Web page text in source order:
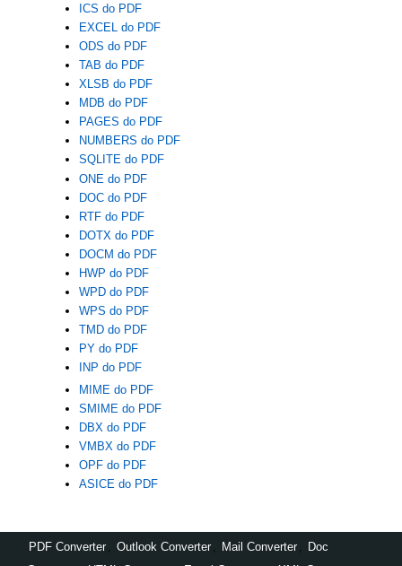
ICS do PDF
EXCEL do PDF
ODS do PDF
TAB do PDF
XLSB do PDF
MDB do PDF
PAGES do PDF
NUMBERS do PDF
SQLITE do PDF
ONE do PDF
DOC do PDF
RTF do PDF
DOTX do PDF
DOCM do PDF
HWP do PDF
WPD do PDF
WPS do PDF
TMD do PDF
PY do PDF
INP do PDF
MIME do PDF
SMIME do PDF
DBX do PDF
VMBX do PDF
OPF do PDF
ASICE do PDF
PDF Converter Outlook Converter Mail Converter
Doc